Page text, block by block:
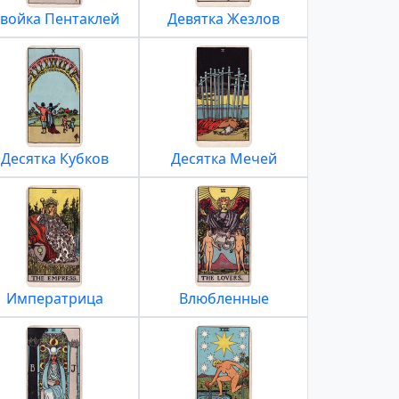
Пентаклей Девятка Жезлов
Десятка Кубков Десятка Мечей
Императрица Влюбленные